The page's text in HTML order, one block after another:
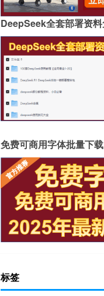
DeepSeek全套部署资
免费可商用字体批量下载
标签